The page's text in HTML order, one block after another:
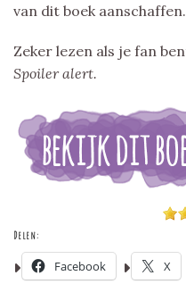
van dit boek aanschaffen.
Zeker lezen als je fan
Spoiler alert.
Delen:
Facebook X